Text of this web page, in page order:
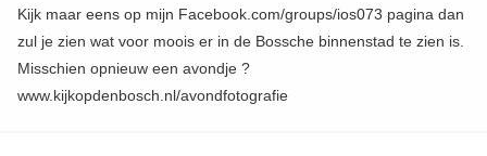
Kijk maar eens op mijn Facebook.com/groups/ios073 pagina dan
zul je zien wat voor moois er in de Bossche binnenstad te zien is.
Misschien opnieuw een avondje ?
www.kijkopdenbosch.nl/avondfotografie